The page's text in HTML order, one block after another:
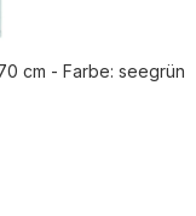
cm - Farbe: seegrün
Preis: